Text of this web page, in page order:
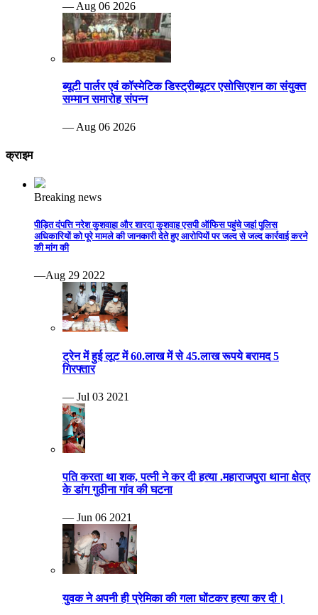
— Aug 06 2026
ब्यूटी पार्लर एवं कॉस्मेटिक डिस्ट्रीब्यूटर एसोसिएशन का संयुक्त
सम्मान समारोह संपन्न
— Aug 06 2026
क्राइम
Breaking news
पीड़ित दंपत्ति नरेश कुशवाहा और शारदा कुशवाह एसपी ऑफिस पहुंचे जहां पुलिस
अधिकारियों को पूरे मामले की जानकारी देते हुए आरोपियों पर जल्द से जल्द कार्रवाई करने
की मांग की
—Aug 29 2022
ट्रेन में हुई लूट में 60.लाख में से 45.लाख रूपये बरामद 5
गिरफ्तार
— Jul 03 2021
पति करता था शक, पत्नी ने कर दी हत्या .महाराजपुरा थाना क्षेत्र
के डांग गुठीना गांव की घटना
— Jun 06 2021
युवक ने अपनी ही प्रेमिका की गला घोंटकर हत्या कर दी।